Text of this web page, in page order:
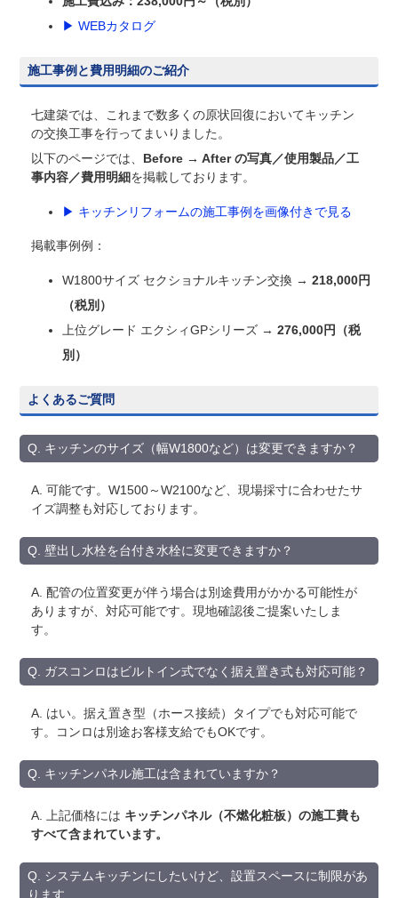
▶ WEBカタログ
施工事例と費用明細のご紹介
七建築では、これまで数多くの原状回復においてキッチン
の交換工事を行ってまいりました。
以下のページでは、 Before → After の写真／使用製品／工
事内容／費用明細を掲載しております。
▶ キッチンリフォームの施工事例を画像付きで見る
掲載事例例：
W1800サイズ セクショナルキッチン交換 →218,000円
（税別）
上位グレード エクシィGPシリーズ →276,000円（税
別）
よくあるご質問
Q. キッチンのサイズ（幅W1800など）は変更できますか？
A. 可能です。W1500～W2100など、現場採寸に合わせたサ
イズ調整も対応しております。
Q. 壁出し水栓を台付き水栓に変更できますか？
A. 配管の位置変更が伴う場合は別途費用がかかる可能性が
ありますが、対応可能です。現地確認後ご提案いたしま
す。
Q. ガスコンロはビルトイン式でなく据え置き式も対応可能？
A. はい。据え置き型（ホース接続）タイプでも対応可能で
す。コンロは別途お客様支給でもOKです。
Q. キッチンパネル施工は含まれていますか？
A. 上記価格には キッチンパネル（不燃化粧板）の施工費も
すべて含まれています。
Q. システムキッチンにしたいけど、設置スペースに制限があ
ります